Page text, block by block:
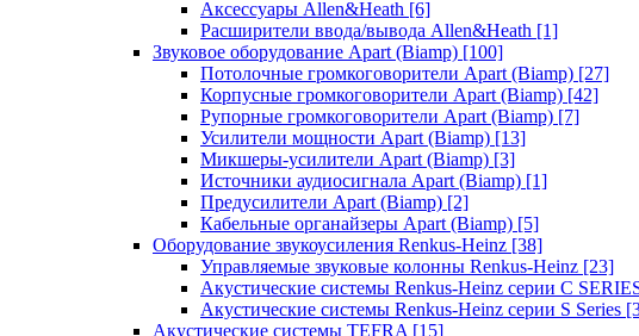
Аксессуары Allen&Heath [6]
Расширители ввода/вывода Allen&Heath [1]
Звуковое оборудование Apart (Biamp) [100]
Потолочные громкоговорители Apart (Biamp) [27]
Корпусные громкоговорители Apart (Biamp) [42]
Рупорные громкоговорители Apart (Biamp) [7]
Усилители мощности Apart (Biamp) [13]
Микшеры-усилители Apart (Biamp) [3]
Источники аудиосигнала Apart (Biamp) [1]
Предусилители Apart (Biamp) [2]
Кабельные органайзеры Apart (Biamp) [5]
Оборудование звукоусиления Renkus-Heinz [38]
Управляемые звуковые колонны Renkus-Heinz [23]
Акустические системы Renkus-Heinz серии C
Акустические системы Renkus-Heinz серии S Series
Акустические системы TEFRA [15]